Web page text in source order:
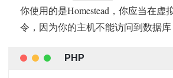
你使用的是Homestead，你应当在虚
令，因为你的主机不能访问到数据库